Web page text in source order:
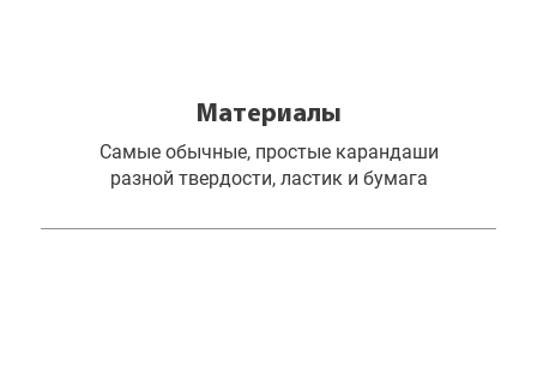
Материалы
Самые обычные, простые карандаши
разной твердости, ластик и бумага